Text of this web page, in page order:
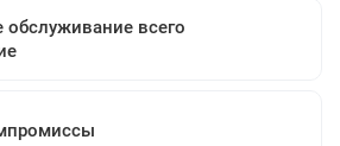
обслуживание всего